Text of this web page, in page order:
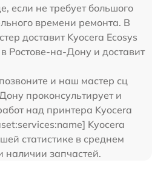
если не требует большого
времени ремонта. В
доставит Kyocera Ecosys
Ростове-на-Дону и доставит
и наш мастер сц
проконсультирует и
над принтера Kyocera
Kyocera
статистике в среднем
наличии запчастей.